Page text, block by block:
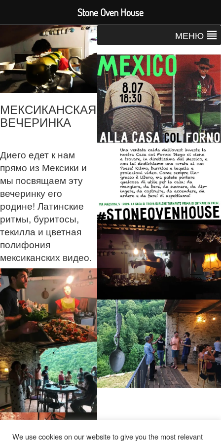
МЕКСИКАНСКАЯ
ВЕЧЕРИНКА
Диего едет к нам
прямо из Мексики и
мы посвящаем эту
вечеринку его
родине! Латинские
ритмы, буритосы,
текилла и цветная
полифония
мексиканских видео.
МЕНЮ
We use cookies on our website to give you the most relevant
Stone Oven House